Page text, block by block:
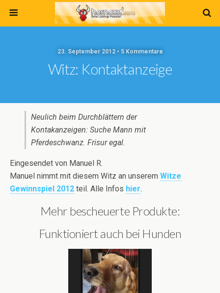
23. September 2012 • 5 Kommentare
Witz: Kontaktanzeige
Neulich beim Durchblättern der
Kontakanzeigen: Suche Mann mit
Pferdeschwanz. Frisur egal.
Eingesendet von Manuel R.
Manuel nimmt mit diesem Witz an unserem Witze
Gewinnspiel 2012 teil. Alle Infos hier.
Mehr bescheuerte Produkte:
Funktioniert auch bei Hunden